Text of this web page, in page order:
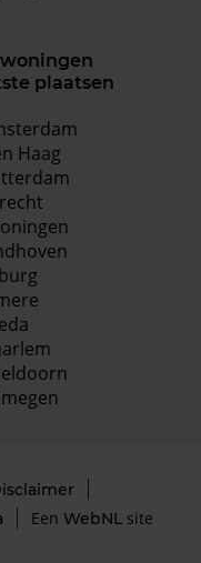
plaatsen
Haag
Een WebNLsite